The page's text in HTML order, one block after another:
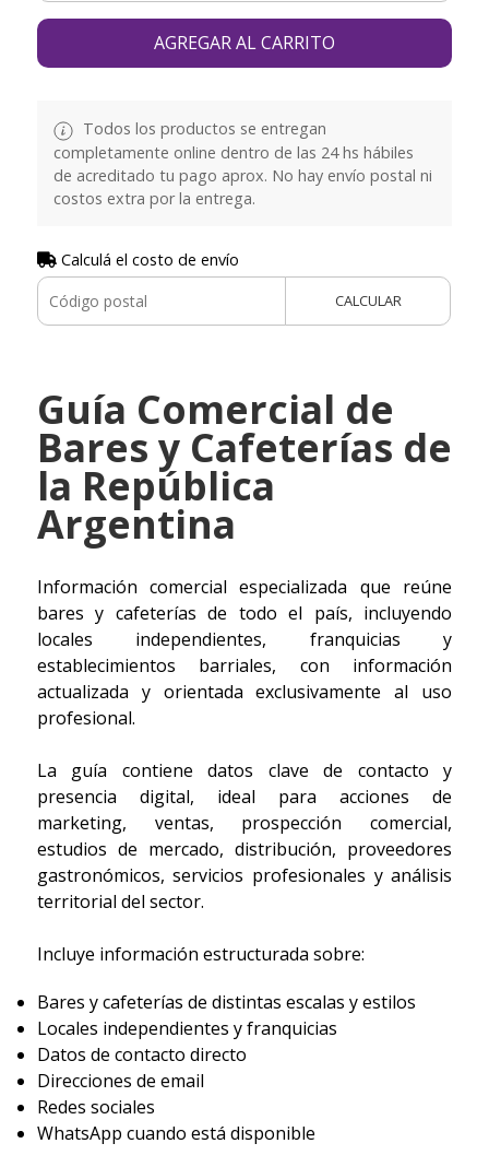
AGREGAR AL CARRITO
Todos los productos se entregan
completamente online dentro de las 24 hs hábiles
de acreditado tu pago aprox. No hay envío postal ni
costos extra por la entrega.
Calculá el costo de envío
CALCULAR
Guía Comercial de
Bares y Cafeterías de
la República
Argentina
Información comercial especializada que reúne
bares y cafeterías de todo el país, incluyendo
locales independientes, franquicias y
establecimientos barriales, con información
actualizada y orientada exclusivamente al uso
profesional.
La guía contiene datos clave de contacto y
presencia digital, ideal para acciones de
marketing, ventas, prospección comercial,
estudios de mercado, distribución, proveedores
gastronómicos, servicios profesionales y análisis
territorial del sector.
Incluye información estructurada sobre:
Bares y cafeterías de distintas escalas y estilos
Locales independientes y franquicias
Datos de contacto directo
Direcciones de email
Redes sociales
WhatsApp cuando está disponible